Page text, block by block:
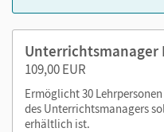
zusätzliche Lesetexte
Arbeitsblätter und
Transkripte zu
Mit dem Kauf erhalten Sie
E-Books auf
Unterrichtsmanager
109,00 EUR
Ermöglicht 30
des Unterrichtsmanagers
erhältlich ist.